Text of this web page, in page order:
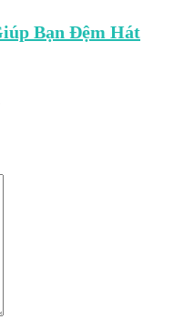
Bạn Đệm Hát